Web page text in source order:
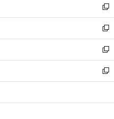
く
で
開
く
ド
ウ
で
開
く
ィ
ン
ド
ウ
で
開
く
い
ウ
ィ
ン
ド
ウ
で
開
新
し
い
ウ
ィ
ン
ド
ウ
開
新
し
い
ウ
ィ
ン
ウ
新
し
い
ウ
ン
新
し
ウ